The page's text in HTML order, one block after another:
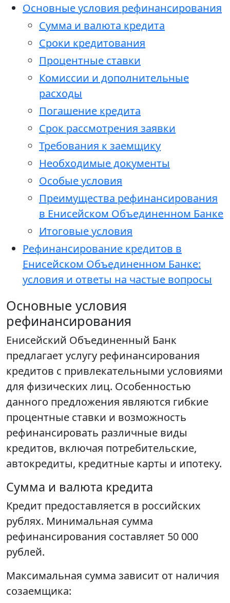
Основные условия рефинансирования
Сумма и валюта кредита
Сроки кредитования
Процентные ставки
Комиссии и дополнительные
расходы
Погашение кредита
Срок рассмотрения заявки
Требования к заемщику
Необходимые документы
Особые условия
Преимущества рефинансирования
в Енисейском Объединенном Банке
Итоговые условия
Рефинансирование кредитов в
Енисейском Объединенном Банке:
условия и ответы на частые вопросы
Основные условия
рефинансирования
Енисейский Объединенный Банк
предлагает услугу рефинансирования
кредитов с привлекательными условиями
для физических лиц. Особенностью
данного предложения являются гибкие
процентные ставки и возможность
рефинансировать различные виды
кредитов, включая потребительские,
автокредиты, кредитные карты и ипотеку.
Сумма и валюта кредита
Кредит предоставляется в российских
рублях. Минимальная сумма
рефинансирования составляет 50 000
рублей.
Максимальная сумма зависит от наличия
созаемщика: